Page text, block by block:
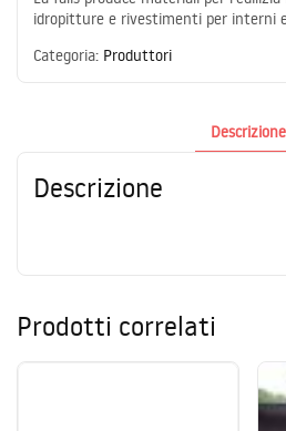
idropitture e rivestimenti per interni
Categoria: Produttori
Descrizione
Descrizione
Prodotti correlati